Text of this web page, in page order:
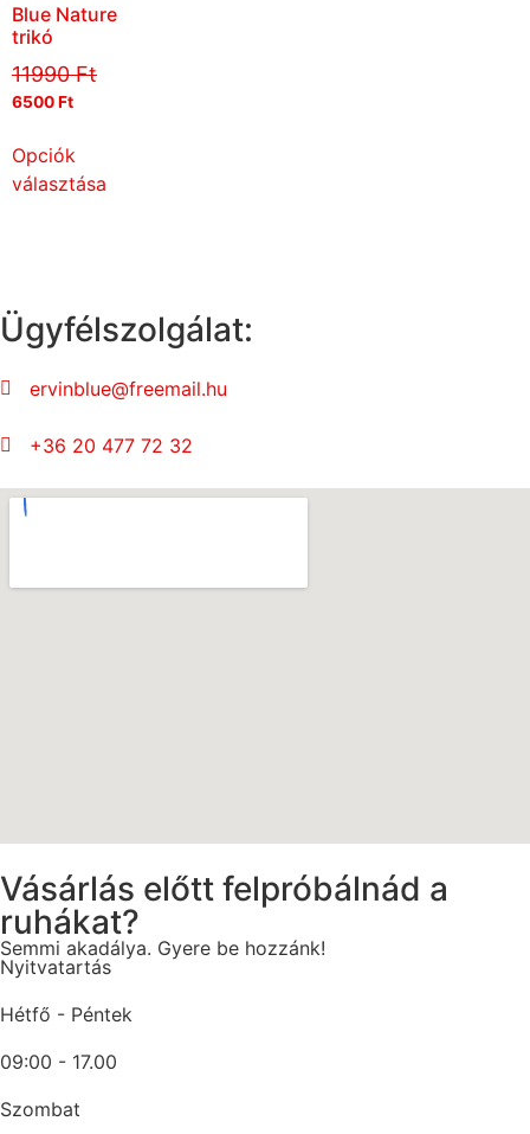
Blue Nature
trikó
11990Ft
6500Ft
Opciók
választása
Ügyfélszolgálat:
ervinblue@freemail.hu
+36 20 477 72 32
Vásárlás előtt felpróbálnád a
ruhákat?
Semmi akadálya. Gyere be hozzánk!
Nyitvatartás
Hétfő - Péntek
09:00 - 17.00
Szombat